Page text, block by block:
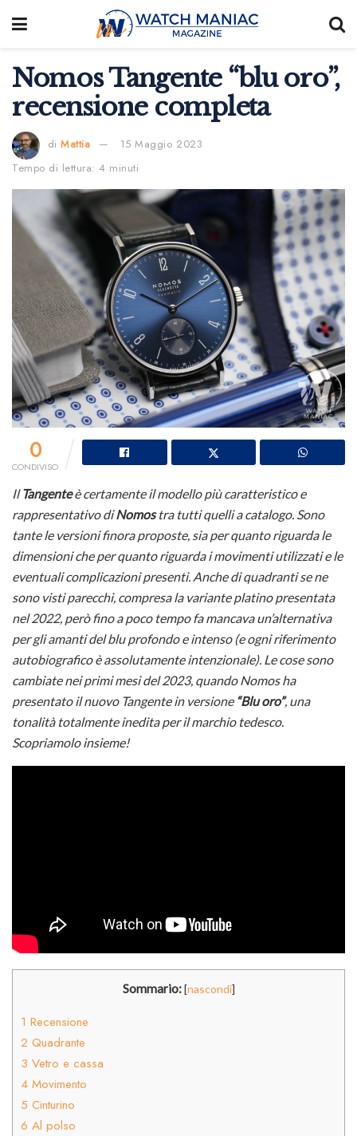
Nomos Tangente “blu oro”,
recensione completa
di Mattia
15 Maggio 2023
Tempo di lettura: 4 minuti
0
CONDIVISO
IlTangenteè certamente il modello più caratteristico e
rappresentativo diNomostra tutti quelli a catalogo. Sono
tante le versioni finora proposte, sia per quanto riguarda le
dimensioni che per quanto riguarda i movimenti utilizzati e le
eventuali complicazioni presenti. Anche di quadranti se ne
sono visti parecchi, compresa la variante platino presentata
nel 2022, però fino a poco tempo fa mancava un’alternativa
per gli amanti del blu profondo e intenso (e ogni riferimento
autobiografico è assolutamente intenzionale). Le cose sono
cambiate nei primi mesi del 2023, quando Nomos ha
presentato il nuovo Tangente in versione “Blu oro”, una
tonalità totalmente inedita per il marchio tedesco.
Scopriamolo insieme!
Sommario: [nascondi]
1 Recensione
2 Quadrante
3 Vetro e cassa
4 Movimento
5 Cinturino
6 Al polso